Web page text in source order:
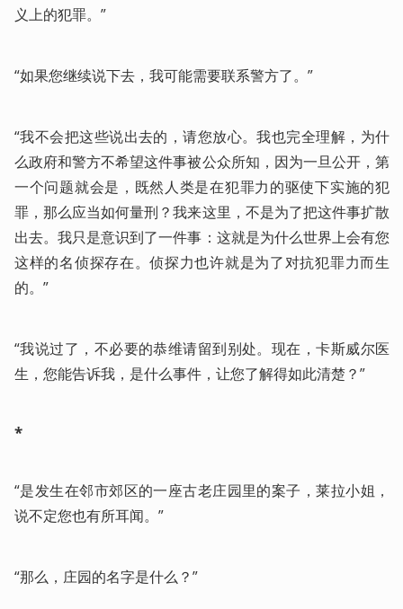
义上的犯罪。”
“如果您继续说下去，我可能需要联系警方了。”
“我不会把这些说出去的，请您放心。我也完全理解，为什
么政府和警方不希望这件事被公众所知，因为一旦公开，第
一个问题就会是，既然人类是在犯罪力的驱使下实施的犯
罪，那么应当如何量刑？我来这里，不是为了把这件事扩散
出去。我只是意识到了一件事：这就是为什么世界上会有您
这样的名侦探存在。侦探力也许就是为了对抗犯罪力而生
的。”
“我说过了，不必要的恭维请留到别处。现在，卡斯威尔医
生，您能告诉我，是什么事件，让您了解得如此清楚？”
*
“是发生在邻市郊区的一座古老庄园里的案子，莱拉小姐，
说不定您也有所耳闻。”
“那么，庄园的名字是什么？”